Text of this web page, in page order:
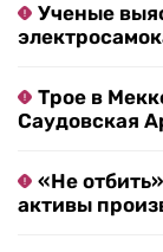
Ученые
Трое в
Саудовская
«Не
активы